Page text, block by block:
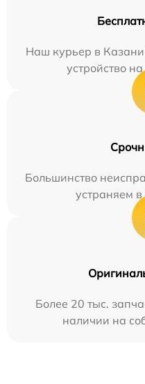
Наш курьер в Казани
устройство
Большинство
устраняем в
Более 20 тыс.
наличии на